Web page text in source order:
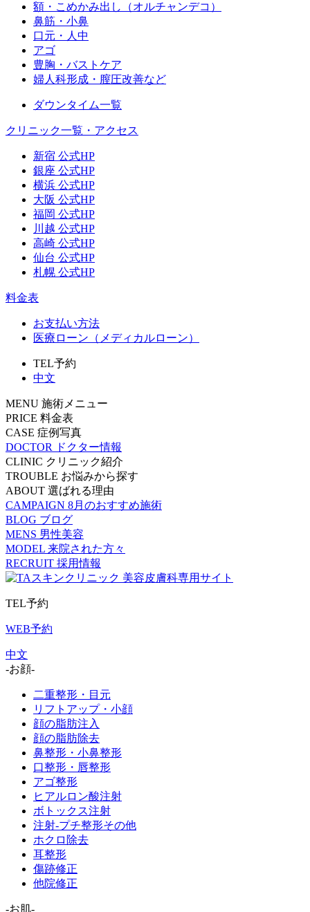
額・こめかみ出し（オルチャンデコ）
鼻筋・小鼻
口元・人中
アゴ
豊胸・バストケア
婦人科形成・膣圧改善など
ダウンタイム一覧
クリニック一覧・アクセス
新宿 公式HP
銀座 公式HP
横浜 公式HP
大阪 公式HP
福岡 公式HP
川越 公式HP
高崎 公式HP
仙台 公式HP
札幌 公式HP
料金表
お支払い方法
医療ローン（メディカルローン）
TEL予約
中文
MENU 施術メニュー
PRICE 料金表
CASE 症例写真
DOCTOR
ドクター情報
CLINIC クリニック紹介
TROUBLE お悩みから探す
ABOUT 選ばれる理由
CAMPAIGN 8月のおすすめ施術
BLOG ブログ
MENS 男性美容
MODEL 来院された方々
RECRUIT 採用情報
TEL予約
WEB予約
中文
-お顔-
二重整形・目元
リフトアップ・小顔
顔の脂肪注入
顔の脂肪除去
鼻整形・小鼻整形
口整形・唇整形
アゴ整形
ヒアルロン酸注射
ボトックス注射
注射-プチ整形その他
ホクロ除去
耳整形
傷跡修正
他院修正
-お肌-